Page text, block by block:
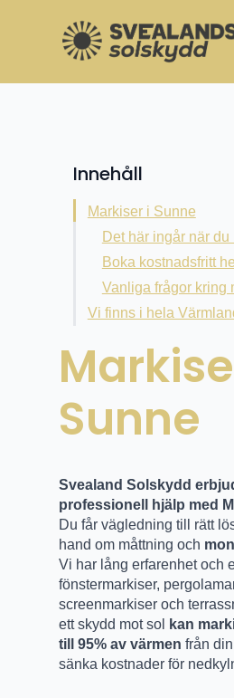
Invigning av vårt
Unika
Innehåll
Markiser i Sunne
Det här ingår när
Boka kostnadsfritt
Vanliga frågor kring
Vi finns i hela
Sunne
Svealand Solskydd
professionell hjälp med
Du får vägledning till rätt
hand om måttning och
Vi har lång erfarenhet och
fönstermarkiser,
screenmarkiser och
ett skydd mot sol
kan
till 95% av värmen från
sänka kostnader för